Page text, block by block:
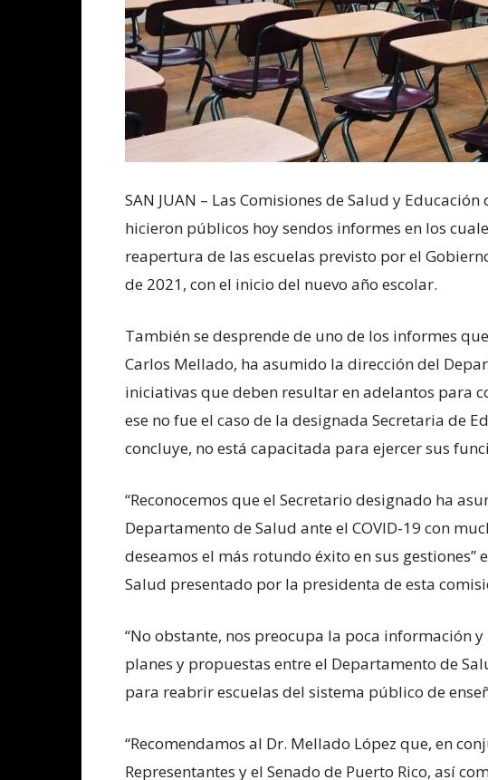
SAN JUAN – Las Comisiones de Salud y
hicieron públicos hoy sendos informes en los
reapertura de las escuelas previsto por el
de 2021, con el inicio del nuevo año escolar.
También se desprende de uno de los informes
Carlos Mellado, ha asumido la dirección del
iniciativas que deben resultar en adelantos para
ese no fue el caso de la designada Secretaria de
concluye, no está capacitada para ejercer sus
“Reconocemos que el Secretario designado ha
Departamento de Salud ante el COVID-19 con
deseamos el más rotundo éxito en sus
Salud presentado por la presidenta de esta
“No obstante, nos preocupa la poca información
planes y propuestas entre el Departamento de
para reabrir escuelas del sistema público de
“Recomendamos al Dr. Mellado López que, en
Representantes y el Senado de Puerto Rico, así